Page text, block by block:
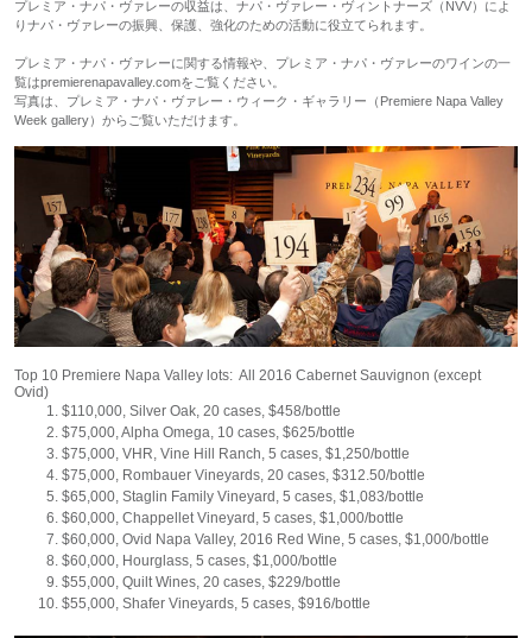
プレミア・ナパ・ヴァレーの収益は、ナパ・ヴァレー・ヴィントナーズ（NVV）によ
りナパ・ヴァレーの振興、保護、強化のための活動に役立てられます。
プレミア・ナパ・ヴァレーに関する情報や、プレミア・ナパ・ヴァレーのワインの一
覧はpremierenapavalley.comをご覧ください。
写真は、プレミア・ナパ・ヴァレー・ウィーク・ギャラリー（Premiere Napa Valley
Week gallery）からご覧いただけます。
Top 10 Premiere Napa Valley lots: All 2016 Cabernet Sauvignon (except
Ovid)
$110,000, Silver Oak, 20 cases, $458/bottle
$75,000, Alpha Omega, 10 cases, $625/bottle
$75,000, VHR, Vine Hill Ranch, 5 cases, $1,250/bottle
$75,000, Rombauer Vineyards, 20 cases, $312.50/bottle
$65,000, Staglin Family Vineyard, 5 cases, $1,083/bottle
$60,000, Chappellet Vineyard, 5 cases, $1,000/bottle
$60,000, Ovid Napa Valley, 2016 Red Wine, 5 cases, $1,000/bottle
$60,000, Hourglass, 5 cases, $1,000/bottle
$55,000, Quilt Wines, 20 cases, $229/bottle
$55,000, Shafer Vineyards, 5 cases, $916/bottle